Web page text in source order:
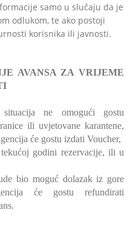
samo u slučaju da je
odlukom, te ako postoji
korisnika ili javnosti.
AVANSA ZA VRIJEME
ne omogući gostu
ili uvjetovane karantene,
će gostu izdati Voucher,
godini rezervacije, ili u
bio moguć dolazak iz gore
će gostu refundirati